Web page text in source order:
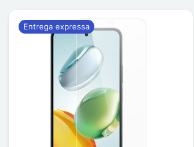
Entrega expressa